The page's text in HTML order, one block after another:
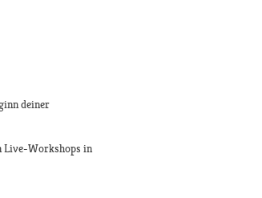
deiner
Live-Workshops in